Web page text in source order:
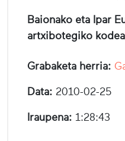
Baionako eta Ipar
artxibotegiko
Grabaketa herria:
Data: 2010-02-25
Iraupena: 1:28:43